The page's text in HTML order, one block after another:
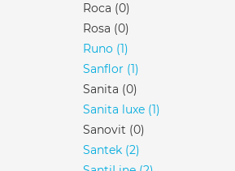
Roca (0)
Rosa (0)
Runo (1)
Sanflor (1)
Sanita (0)
Sanita luxe (1)
Sanovit (0)
Santek (2)